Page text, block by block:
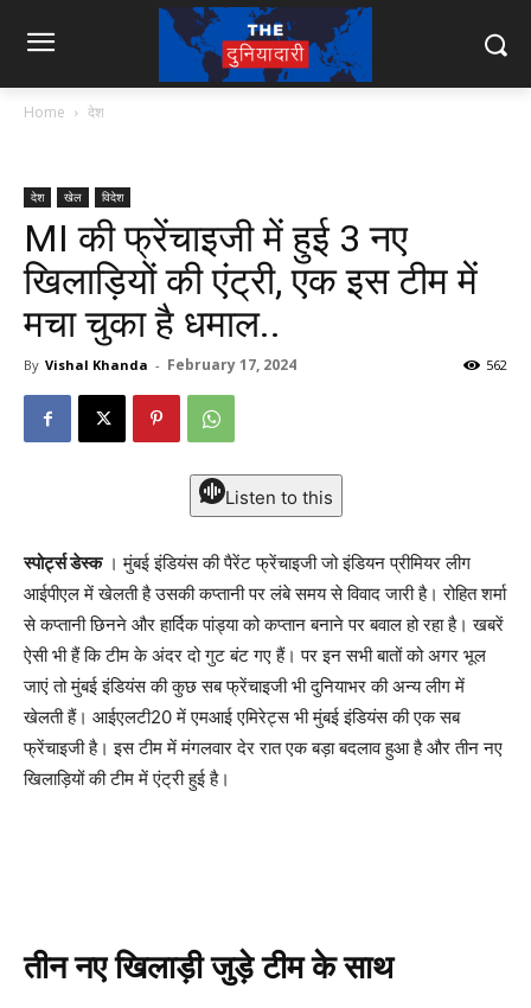
Home देश
देश खेल विदेश
MI की फ्रेंचाइजी में हुई 3 नए
खिलाड़ियों की एंट्री, एक इस टीम में
मचा चुका है धमाल..
By Vishal Khanda - February 17, 2024 562
Listen to this
स्पोर्ट्स डेस्क। मुंबई इंडियंस की पैरेंट फ्रेंचाइजी जो इंडियन प्रीमियर लीग
आईपीएल में खेलती है उसकी कप्तानी पर लंबे समय से विवाद जारी है। रोहित शर्मा
से कप्तानी छिनने और हार्दिक पांड्या को कप्तान बनाने पर बवाल हो रहा है। खबरें
ऐसी भी हैं कि टीम के अंदर दो गुट बंट गए हैं। पर इन सभी बातों को अगर भूल
जाएं तो मुंबई इंडियंस की कुछ सब फ्रेंचाइजी भी दुनियाभर की अन्य लीग में
खेलती हैं। आईएलटी20 में एमआई एमिरेट्स भी मुंबई इंडियंस की एक सब
फ्रेंचाइजी है। इस टीम में मंगलवार देर रात एक बड़ा बदलाव हुआ है और तीन नए
खिलाड़ियों की टीम में एंट्री हुई है।
तीन नए खिलाड़ी जुड़े टीम के साथ